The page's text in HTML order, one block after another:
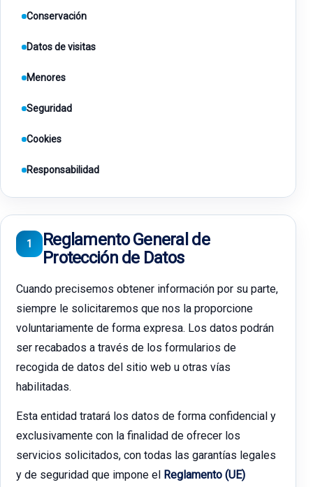
Conservación
Datos de visitas
Menores
Seguridad
Cookies
Responsabilidad
1
Reglamento General de
Protección de Datos
Cuando precisemos obtener información por su parte,
siempre le solicitaremos que nos la proporcione
voluntariamente de forma expresa. Los datos podrán
ser recabados a través de los formularios de
recogida de datos del sitio web u otras vías
habilitadas.
Esta entidad tratará los datos de forma confidencial y
exclusivamente con la finalidad de ofrecer los
servicios solicitados, con todas las garantías legales
y de seguridad que impone el Reglamento (UE)